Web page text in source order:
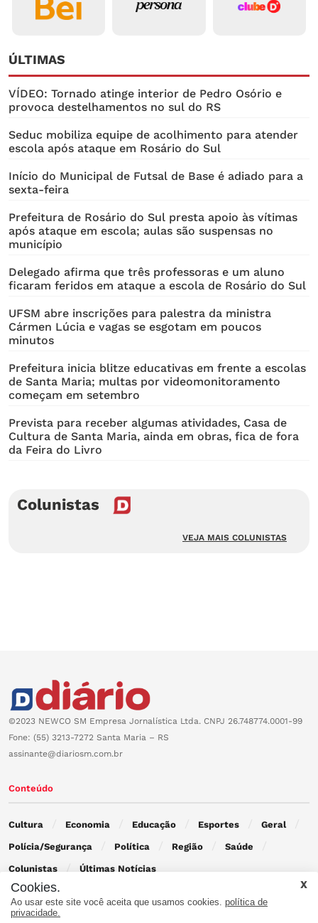
ÚLTIMAS
VÍDEO: Tornado atinge interior de Pedro Osório e
provoca destelhamentos no sul do RS
Seduc mobiliza equipe de acolhimento para atender
escola após ataque em Rosário do Sul
Início do Municipal de Futsal de Base é adiado para a
sexta-feira
Prefeitura de Rosário do Sul presta apoio às vítimas
após ataque em escola; aulas são suspensas no
município
Delegado afirma que três professoras e um aluno
ficaram feridos em ataque a escola de Rosário do Sul
UFSM abre inscrições para palestra da ministra
Cármen Lúcia e vagas se esgotam em poucos
minutos
Prefeitura inicia blitze educativas em frente a escolas
de Santa Maria; multas por videomonitoramento
começam em setembro
Prevista para receber algumas atividades, Casa de
Cultura de Santa Maria, ainda em obras, fica de fora
da Feira do Livro
Colunistas
VEJA MAIS COLUNISTAS
©2023 NEWCO SM Empresa Jornalística Ltda. CNPJ 26.748774.0001-99
Fone: (55) 3213-7272 Santa Maria – RS
assinante@diariosm.com.br
Conteúdo
Cultura Economia Educação Esportes Geral
Polícia/Segurança Política Região Saúde
Colunistas Últimas Notícias
Contato
Cookies.
Ao usar este site você aceita que usamos cookies. política de
privacidade.